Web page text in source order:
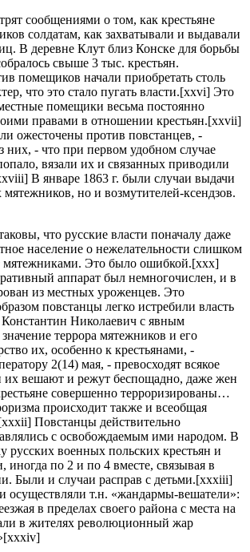
сообщениями о том, как крестьяне
солдатам, как захватывали и выдавали
В деревне Клут близ Конске для борьбы
свыше 3 тыс. крестьян.
помещиков начали приобретать столь
что это стало пугать власти.[xxvi] Это
помещики весьма постоянно
правами в отношении крестьян.[xxvii]
ожесточены против повстанцев, -
них, - что при первом удобном случае
вязали их и связанных приводили
В январе 1863 г. были случаи выдачи
но и возмутителей-ксендзов.
что русские власти поначалу даже
население о нежелательности слишком
мятежниками. Это было ошибкой.[xxx]
аппарат был немногочислен, и в
из местных уроженцев. Это
повстанцы легко истребили власть
Николаевич с явным
террора мятежников и его
их, особенно к крестьянами, -
2(14) мая, - превосходят всякое
вешают и режут беспощадно, даже жен
совершенно терроризированы…
происходит также и всеобщая
Повстанцы действительно
с освобождаемым ими народом. В
русских военных польских крестьян и
иногда по 2 и по 4 вместе, связывая в
Были и случаи расправ с детьми.[xxxiii]
осуществляли т.н. «жандармы-вешатели»:
в пределах своего района с места на
в жителях революционный жар